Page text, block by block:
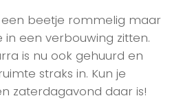
beetje rommelig maar
een verbouwing zitten.
is nu ook gehuurd en
straks in. Kun je
zaterdagavond daar is!